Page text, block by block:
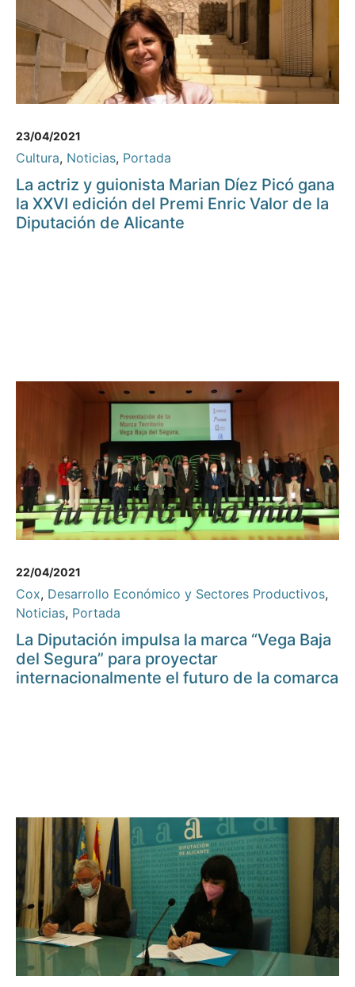
23/04/2021
Cultura, Noticias, Portada
La actriz y guionista Marian Díez Picó gana
la XXVI edición del Premi Enric Valor de la
Diputación de Alicante
22/04/2021
Cox, Desarrollo Económico y Sectores Productivos,
Noticias, Portada
La Diputación impulsa la marca “Vega Baja
del Segura” para proyectar
internacionalmente el futuro de la comarca